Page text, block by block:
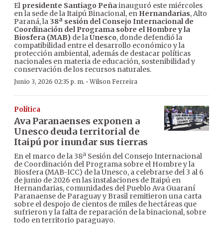
El presidente Santiago Peñainauguró este miércoles
en la sede de la Itaipú Binacional, en Hernandarias, Alto
Paraná, la 38ª sesión del Consejo Internacional de
Coordinación del Programa sobre el Hombre y la
Biosfera (MAB) de laUnesco, donde defendió la
compatibilidad entre el desarrollo económico y la
protección ambiental, además de destacar políticas
nacionales en materia de educación, sostenibilidad y
conservación de los recursos naturales.
Junio 3, 2026 02:35 p. m. ·Wilson Ferreira
Política
Ava Paranaenses exponen a
Unesco deuda territorial de
Itaipú por inundar sus tierras
En el marco de la 38ª Sesión del Consejo Internacional
de Coordinación del Programa sobre el Hombre y la
Biosfera (MAB-ICC) de la Unesco, a celebrarse del 3 al 6
de junio de 2026 en las instalaciones de Itaipú en
Hernandarias, comunidades del Pueblo Ava Guaraní
Paranaense de Paraguay y Brasil remitieron una carta
sobre el despojo de cientos de miles de hectáreas que
sufrieron y la falta de reparación de la binacional, sobre
todo en territorio paraguayo.